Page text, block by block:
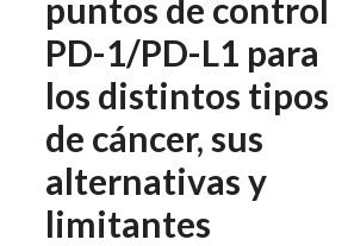
puntos de control
PD-1/PD-L1 para
los distintos tipos
de cáncer, sus
alternativas y
limitantes